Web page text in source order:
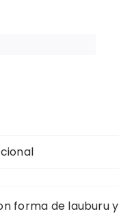
forma de lauburu y